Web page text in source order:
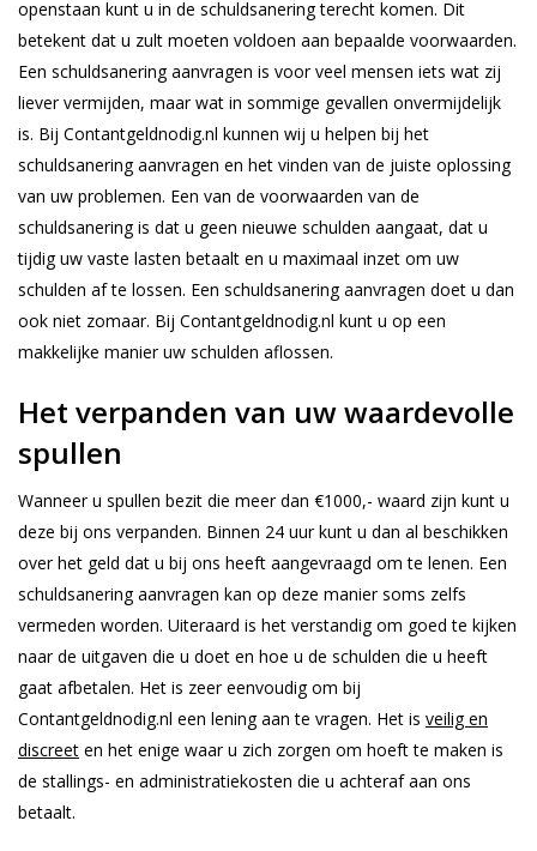
openstaan kunt u in de schuldsanering terecht komen. Dit
betekent dat u zult moeten voldoen aan bepaalde voorwaarden.
Een schuldsanering aanvragen is voor veel mensen iets wat zij
liever vermijden, maar wat in sommige gevallen onvermijdelijk
is. Bij Contantgeldnodig.nl kunnen wij u helpen bij het
schuldsanering aanvragen en het vinden van de juiste oplossing
van uw problemen. Een van de voorwaarden van de
schuldsanering is dat u geen nieuwe schulden aangaat, dat u
tijdig uw vaste lasten betaalt en u maximaal inzet om uw
schulden af te lossen. Een schuldsanering aanvragen doet u dan
ook niet zomaar. Bij Contantgeldnodig.nl kunt u op een
makkelijke manier uw schulden aflossen.
Het verpanden van uw waardevolle
spullen
Wanneer u spullen bezit die meer dan €1000,- waard zijn kunt u
deze bij ons verpanden. Binnen 24 uur kunt u dan al beschikken
over het geld dat u bij ons heeft aangevraagd om te lenen. Een
schuldsanering aanvragen kan op deze manier soms zelfs
vermeden worden. Uiteraard is het verstandig om goed te kijken
naar de uitgaven die u doet en hoe u de schulden die u heeft
gaat afbetalen. Het is zeer eenvoudig om bij
Contantgeldnodig.nl een lening aan te vragen. Het is veilig en
discreet en het enige waar u zich zorgen om hoeft te maken is
de stallings- en administratiekosten die u achteraf aan ons
betaalt.